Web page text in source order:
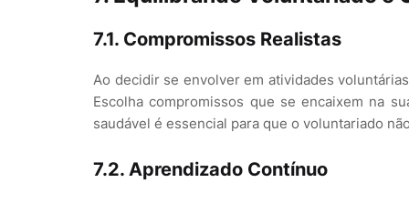
7.1. Compromissos Realistas
Ao decidir se envolver em atividades
Escolha compromissos que se encaixem na
saudável é essencial para que o voluntariado
7.2. Aprendizado Contínuo